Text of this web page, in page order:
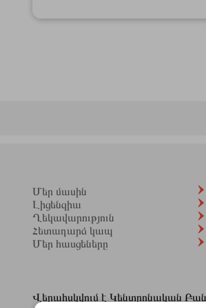
Մեր մասին
Լիցենզիա
Ղեկավարություն
Հետադարձ կապ
Մեր հասցեները
Վերահսկվում է Կենտրոնական